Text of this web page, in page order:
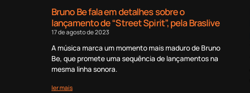
Bruno Be fala em detalhes sobre o
lançamento de “Street Spirit”, pela Braslive
17 de agosto de 2023
A música marca um momento mais maduro de Bruno
Be, que promete uma sequência de lançamentos na
mesma linha sonora.
ler mais